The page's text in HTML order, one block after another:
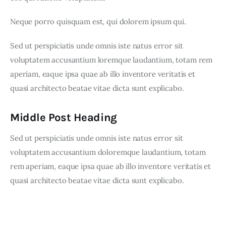
Neque porro quisquam est, qui dolorem ipsum qui.
Sed ut perspiciatis unde omnis iste natus error sit
voluptatem accusantium loremque laudantium, totam rem
aperiam, eaque ipsa quae ab illo inventore veritatis et
quasi architecto beatae vitae dicta sunt explicabo.
Middle Post Heading
Sed ut perspiciatis unde omnis iste natus error sit
voluptatem accusantium doloremque laudantium, totam
rem aperiam, eaque ipsa quae ab illo inventore veritatis et
quasi architecto beatae vitae dicta sunt explicabo.